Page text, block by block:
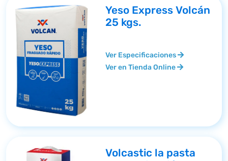
Yeso Express Volcán
25 kgs.
Ver Especificaciones
Ver en Tienda Online
Volcastic la pasta